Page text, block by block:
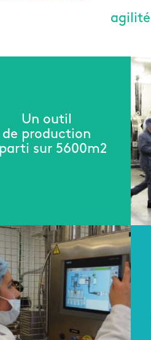
agilité
Un outil
de production
sur 5600m2